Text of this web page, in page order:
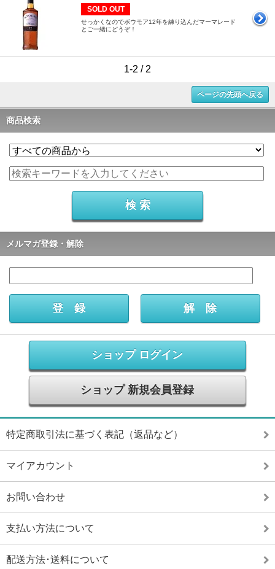
SOLD OUT
せっかくなのでボウモア12年を練り込んだマーマレード
とご一緒にどうぞ！
1-2 / 2
ページの先頭へ戻る
商品検索
メルマガ登録・解除
ショップ ログイン
ショップ 新規会員登録
特定商取引法に基づく表記（返品など）
マイアカウント
お問い合わせ
支払い方法について
配送方法･送料について